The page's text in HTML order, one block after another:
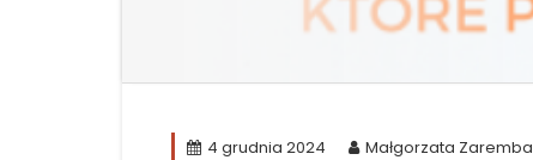
4 grudnia 2024 Małgorzata Zaremba